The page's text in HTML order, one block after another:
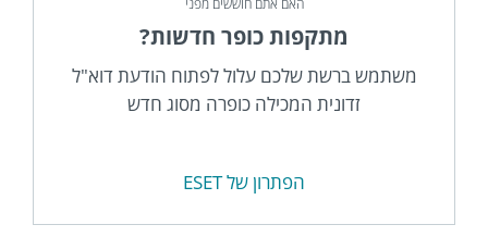
האם אתם חוששים מפני
מתקפות כופר חדשות?
משתמש ברשת שלכם עלול לפתוח הודעת דוא"ל
זדונית המכילה כופרה מסוג חדש
הפתרון של ESET